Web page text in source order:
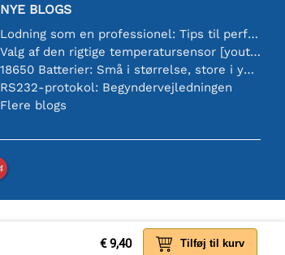
€ 9,40 Tilføj til kurv
NYE BLOGS
Lodning som en professionel: Tips til perfekte elektroniske forbindelser
Valg af den rigtige temperatursensor [youtube]
18650 Batterier: Små i størrelse, store i ydeevne
RS232-protokol: Begyndervejledningen
Flere blogs